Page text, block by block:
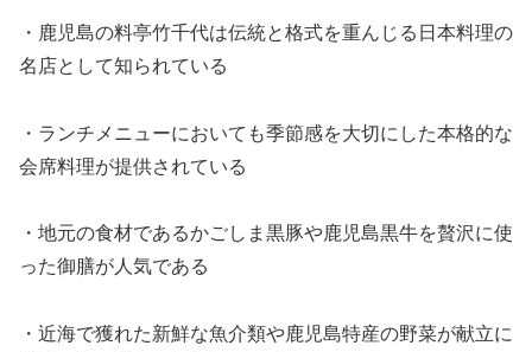
・鹿児島の料亭竹千代は伝統と格式を重んじる日本料理の
名店として知られている
・ランチメニューにおいても季節感を大切にした本格的な
会席料理が提供されている
・地元の食材であるかごしま黒豚や鹿児島黒牛を贅沢に使
った御膳が人気である
・近海で獲れた新鮮な魚介類や鹿児島特産の野菜が献立に